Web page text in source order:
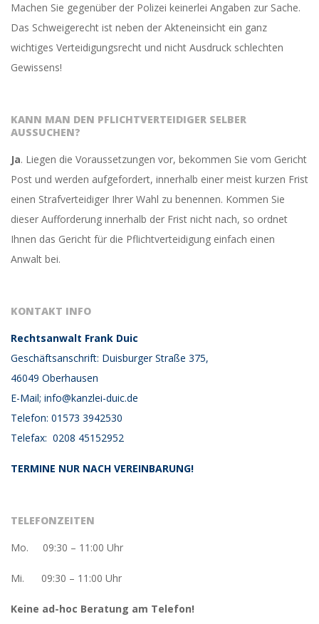
Machen Sie gegenüber der Polizei keinerlei Angaben zur Sache.
Das Schweigerecht ist neben der Akteneinsicht ein ganz
wichtiges Verteidigungsrecht und nicht Ausdruck schlechten
Gewissens!
KANN MAN DEN PFLICHTVERTEIDIGER SELBER
AUSSUCHEN?
Ja. Liegen die Voraussetzungen vor, bekommen Sie vom Gericht
Post und werden aufgefordert, innerhalb einer meist kurzen Frist
einen Strafverteidiger Ihrer Wahl zu benennen. Kommen Sie
dieser Aufforderung innerhalb der Frist nicht nach, so ordnet
Ihnen das Gericht für die Pflichtverteidigung einfach einen
Anwalt bei.
KONTAKT INFO
Rechtsanwalt Frank Duic
Geschäftsanschrift: Duisburger Straße 375,
46049 Oberhausen
E-Mail; info@kanzlei-duic.de
Telefon: 01573 3942530
Telefax: 0208 45152952
TERMINE NUR NACH VEREINBARUNG!
TELEFONZEITEN
Mo. 09:30 – 11:00 Uhr
Mi. 09:30 – 11:00 Uhr
Keine ad-hoc Beratung am Telefon!